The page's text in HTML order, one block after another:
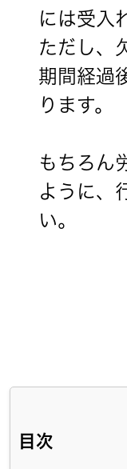
には受入
ただし、
期間経過
ります。
もちろん
ように、
い。
目次